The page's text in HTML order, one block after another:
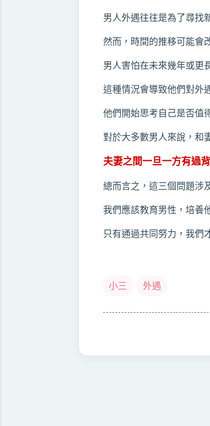
男人外遇往往是為了尋找
然而，時間的推移可能會
男人害怕在未來幾年或更
這種情況會導致他們對外
他們開始思考自己是否值
對於大多數男人來說，和
夫妻之間一旦一方有過
總而言之，這三個問題涉
我們應該教育男性，培養
只有通過共同努力，我們
小三 外遇